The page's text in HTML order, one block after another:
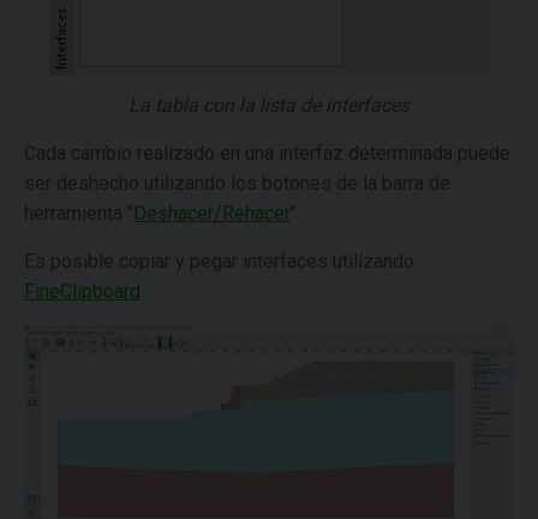
La tabla con la lista de interfaces
Cada cambio realizado en una interfaz determinada puede
ser deshecho utilizando los botones de la barra de
herramienta "Deshacer/Rehacer".
Es posible copiar y pegar interfaces utilizando
FineClipboard